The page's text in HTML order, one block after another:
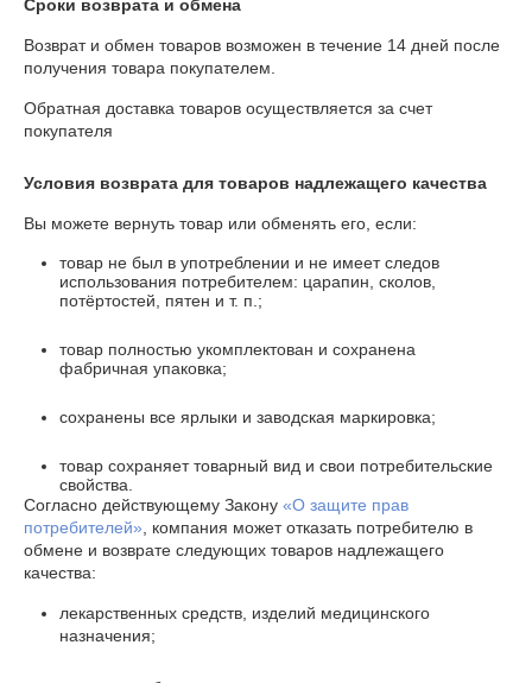
Сроки возврата и обмена
Возврат и обмен товаров возможен в течение 14 дней после
получения товара покупателем.
Обратная доставка товаров осуществляется за счет
покупателя
Условия возврата для товаров надлежащего качества
Вы можете вернуть товар или обменять его, если:
товар не был в употреблении и не имеет следов
использования потребителем: царапин, сколов,
потёртостей, пятен и т. п.;
товар полностью укомплектован и сохранена
фабричная упаковка;
сохранены все ярлыки и заводская маркировка;
товар сохраняет товарный вид и свои потребительские
свойства.
Согласно действующему Закону «О защите прав
потребителей» , компания может отказать потребителю в
обмене и возврате следующих товаров надлежащего
качества:
лекарственных средств, изделий медицинского
назначения;